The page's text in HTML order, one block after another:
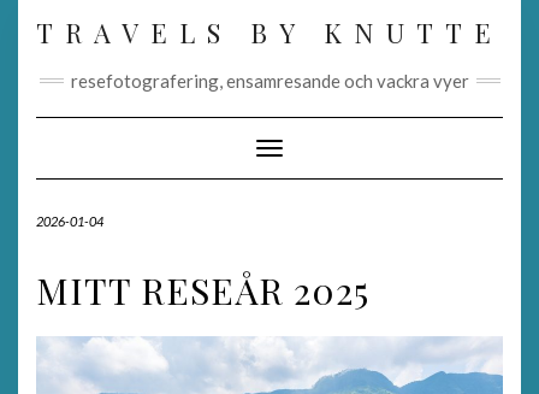
TRAVELS BY KNUTTE
resefotografering, ensamresande och vackra vyer
Toggle Navigation
2026-01-04
MITT RESEÅR 2025